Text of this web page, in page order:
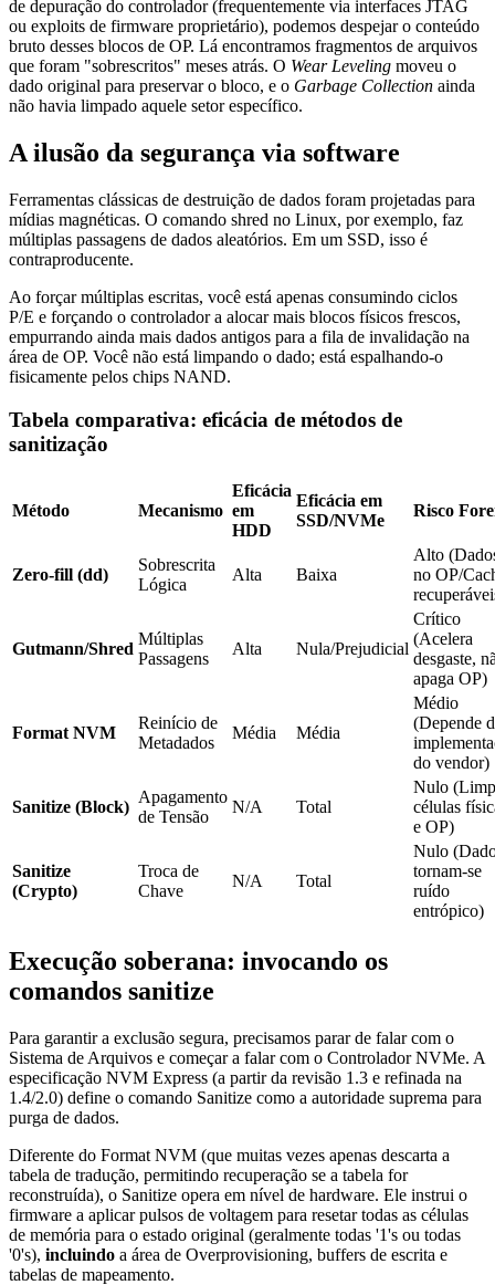
de depuração do controlador (frequentemente via interfaces JTAG
ou exploits de firmware proprietário), podemos despejar o conteúdo
bruto desses blocos de OP. Lá encontramos fragmentos de arquivos
que foram "sobrescritos" meses atrás. O Wear Leveling moveu o
dado original para preservar o bloco, e o Garbage Collection ainda
não havia limpado aquele setor específico.
A ilusão da segurança via software
Ferramentas clássicas de destruição de dados foram projetadas para
mídias magnéticas. O comando shred no Linux, por exemplo, faz
múltiplas passagens de dados aleatórios. Em um SSD, isso é
contraproducente.
Ao forçar múltiplas escritas, você está apenas consumindo ciclos
P/E e forçando o controlador a alocar mais blocos físicos frescos,
empurrando ainda mais dados antigos para a fila de invalidação na
área de OP. Você não está limpando o dado; está espalhando-o
fisicamente pelos chips NAND.
Tabela comparativa: eficácia de métodos de
sanitização
Método Mecanismo
Eficácia
em
HDD
Eficácia em
SSD/NVMe
Risco
Zero-fill (dd)
Sobrescrita
Lógica
Alta Baixa
Alto
no OP/
Gutmann/Shred
Múltiplas
Passagens
Alta Nula/Prejudicial
Crítico
(Acelera
desgaste,
apaga OP)
Format NVM
Reinício de
Metadados
Média Média
Médio
(Depende
do vendor)
Sanitize (Block)
Apagamento
de Tensão
N/A Total
Nulo
células
e OP)
Sanitize
(Crypto)
Troca de
Chave
N/A Total
Nulo
tornam-se
ruído
entrópico)
Execução soberana: invocando os
comandos sanitize
Para garantir a exclusão segura, precisamos parar de falar com o
Sistema de Arquivos e começar a falar com o Controlador NVMe. A
especificação NVM Express (a partir da revisão 1.3 e refinada na
1.4/2.0) define o comando Sanitize como a autoridade suprema para
purga de dados.
Diferente do Format NVM (que muitas vezes apenas descarta a
tabela de tradução, permitindo recuperação se a tabela for
reconstruída), o Sanitize opera em nível de hardware. Ele instrui o
firmware a aplicar pulsos de voltagem para resetar todas as células
de memória para o estado original (geralmente todas '1's ou todas
'0's), incluindo a área de Overprovisioning, buffers de escrita e
tabelas de mapeamento.